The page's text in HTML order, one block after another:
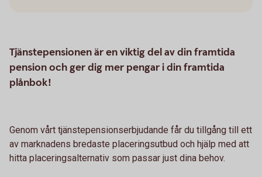
Tjänstepensionen är en viktig del av din framtida
pension och ger dig mer pengar i din framtida
plånbok!
Genom vårt tjänstepensionserbjudande får du tillgång till ett
av marknadens bredaste placeringsutbud och hjälp med att
hitta placeringsalternativ som passar just dina behov.